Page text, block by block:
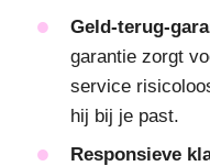
Geld-terug-
garantie zorgt
service
hij bij je past.
Responsieve